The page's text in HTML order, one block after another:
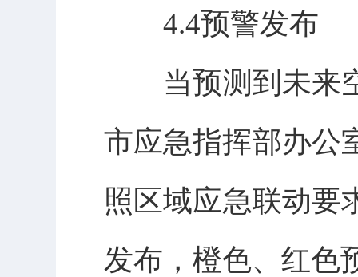
4.4预警发布
当预测到未来空
市应急指挥部办公
照区域应急联动要
发布，橙色、红色